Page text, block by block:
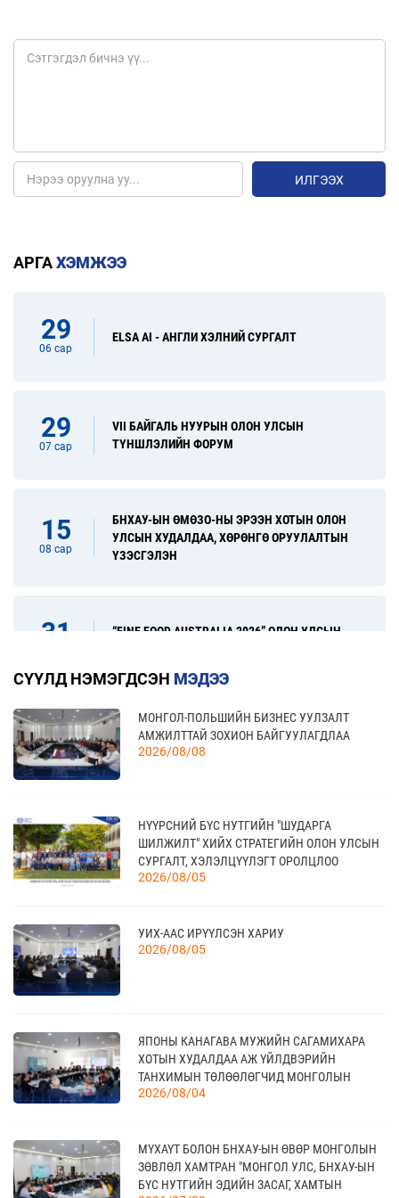
ИЛГЭЭХ
АРГАХЭМЖЭЭ
29
06 сар
ELSA AI - АНГЛИ ХЭЛНИЙ СУРГАЛТ
29
07 сар
VII БАЙГАЛЬ НУУРЫН ОЛОН УЛСЫН
ТҮНШЛЭЛИЙН ФОРУМ
15
08 сар
БНХАУ-ЫН ӨМӨЗО-НЫ ЭРЭЭН ХОТЫН ОЛОН
УЛСЫН ХУДАЛДАА, ХӨРӨНГӨ ОРУУЛАЛТЫН
ҮЗЭСГЭЛЭН
31
“FINE FOOD AUSTRALIA 2026” ОЛОН УЛСЫН
17
09 сар
“УЛААНБААТАР ТҮНШЛЭЛ 2026” ХҮНСНИЙ
САЛБАРЫН ОЛОН УЛСЫН ҮЗЭСГЭЛЭН
20
09 сар
КАНАД УЛС - ТОРОНТО ХОТЫН БИЗНЕС АЯЛАЛ
21
10 сар
TEX+ VISION KOREA
04
11 сар
ҮЗЭСГЭЛЭН
11 сар
АХУЙН САЛБАРЫН ҮЗЭСГЭЛЭН
СҮҮЛД НЭМЭГДСЭН МЭДЭЭ
МОНГОЛ-ПОЛЬШИЙН БИЗНЕС УУЛЗАЛТ
АМЖИЛТТАЙ ЗОХИОН БАЙГУУЛАГДЛАА
2026/08/08
НҮҮРСНИЙ БҮС НУТГИЙН "ШУДАРГА
ШИЛЖИЛТ" ХИЙХ СТРАТЕГИЙН ОЛОН УЛСЫН
СУРГАЛТ, ХЭЛЭЛЦҮҮЛЭГТ ОРОЛЦЛОО
2026/08/05
УИХ-ААС ИРҮҮЛСЭН ХАРИУ
2026/08/05
ЯПОНЫ КАНАГАВА МУЖИЙН САГАМИХАРА
ХОТЫН ХУДАЛДАА АЖ ҮЙЛДВЭРИЙН
ТАНХИМЫН ТӨЛӨӨЛӨГЧИД МОНГОЛЫН
ҮНДЭСНИЙ ХУДАЛДАА АЖ ҮЙЛДВЭРИЙН
2026/08/04
МҮХАҮТ БОЛОН БНХАУ-ЫН ӨВӨР МОНГОЛЫН
ЗӨВЛӨЛ ХАМТРАН "МОНГОЛ УЛС, БНХАУ-ЫН
БҮС НУТГИЙН ЭДИЙН ЗАСАГ, ХАМТЫН